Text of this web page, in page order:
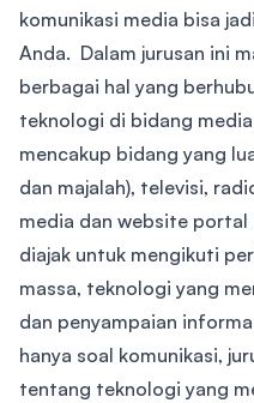
komunikasi media bisa
Anda. Dalam jurusan ini
berbagai hal yang
teknologi di bidang
mencakup bidang yang
dan majalah), televisi,
media dan website portal
diajak untuk mengikuti
massa, teknologi yang
dan penyampaian
hanya soal komunikasi,
tentang teknologi yang